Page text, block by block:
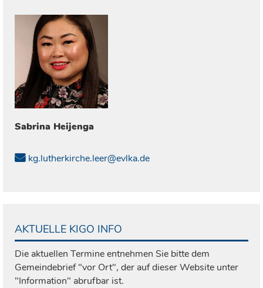
Sabrina Heijenga
kg.lutherkirche.leer@evlka.de
AKTUELLE KIGO INFO
Die aktuellen Termine entnehmen Sie bitte dem
Gemeindebrief "vor Ort", der auf dieser Website unter
"Information" abrufbar ist.